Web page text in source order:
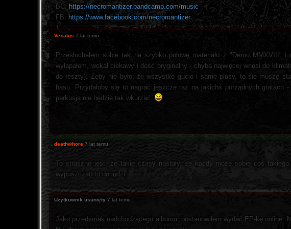
BC:https://necromantizer.bandcamp.com/music
FB: https://www.facebook.com/necromantizer
Vexatus 7 lat temu
Przesłuchałem sobie tak na szybko połowę materiału z "Demo
wyłapałem, wokal ciekawy i dość oryginalny - chyba najwięcej wnosi do
do reszty). Żeby nie było, że wszystko gucio i same plusy, to się muszę
basu. Przydałoby się to nagrać jeszcze raz na jakichś porządnych gratach
perkusja nie będzie tak wkurzać.
deathwhore 7 lat temu
To straszne jest, że takie czasy nastały, że każdy może sobie coś
wypuszczać to do ludzi.
Użytkownik usunięty 7 lat temu
Jako przedsmak nadchodzącego albumu, postanowiłem wydać EP-kę